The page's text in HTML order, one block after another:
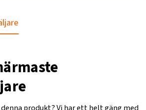
produkt? Vi har ett helt gäng med